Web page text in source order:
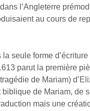
l’Angleterre
au cours de
la seule forme
parut la première
de Mariam)
biblique de Mariam,
mais une